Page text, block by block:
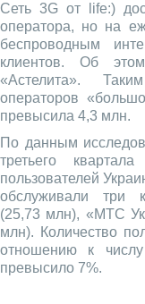
Сеть 3G от life:)
оператора, но на
беспроводным
клиентов. Об
«Астелита».
операторов
превысила 4,3 млн.
По данным
третьего
пользователей
обслуживали три
(25,73 млн), «МТС
млн). Количество
отношению к
превысило 7%.